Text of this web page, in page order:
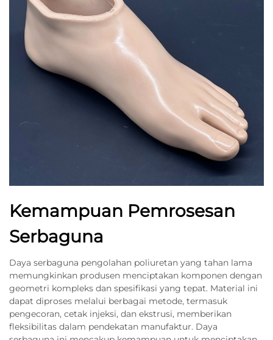
Kemampuan Pemrosesan
Serbaguna
Daya serbaguna pengolahan poliuretan yang tahan lama
memungkinkan produsen menciptakan komponen dengan
geometri kompleks dan spesifikasi yang tepat. Material ini
dapat diproses melalui berbagai metode, termasuk
pengecoran, cetak injeksi, dan ekstrusi, memberikan
fleksibilitas dalam pendekatan manufaktur. Daya